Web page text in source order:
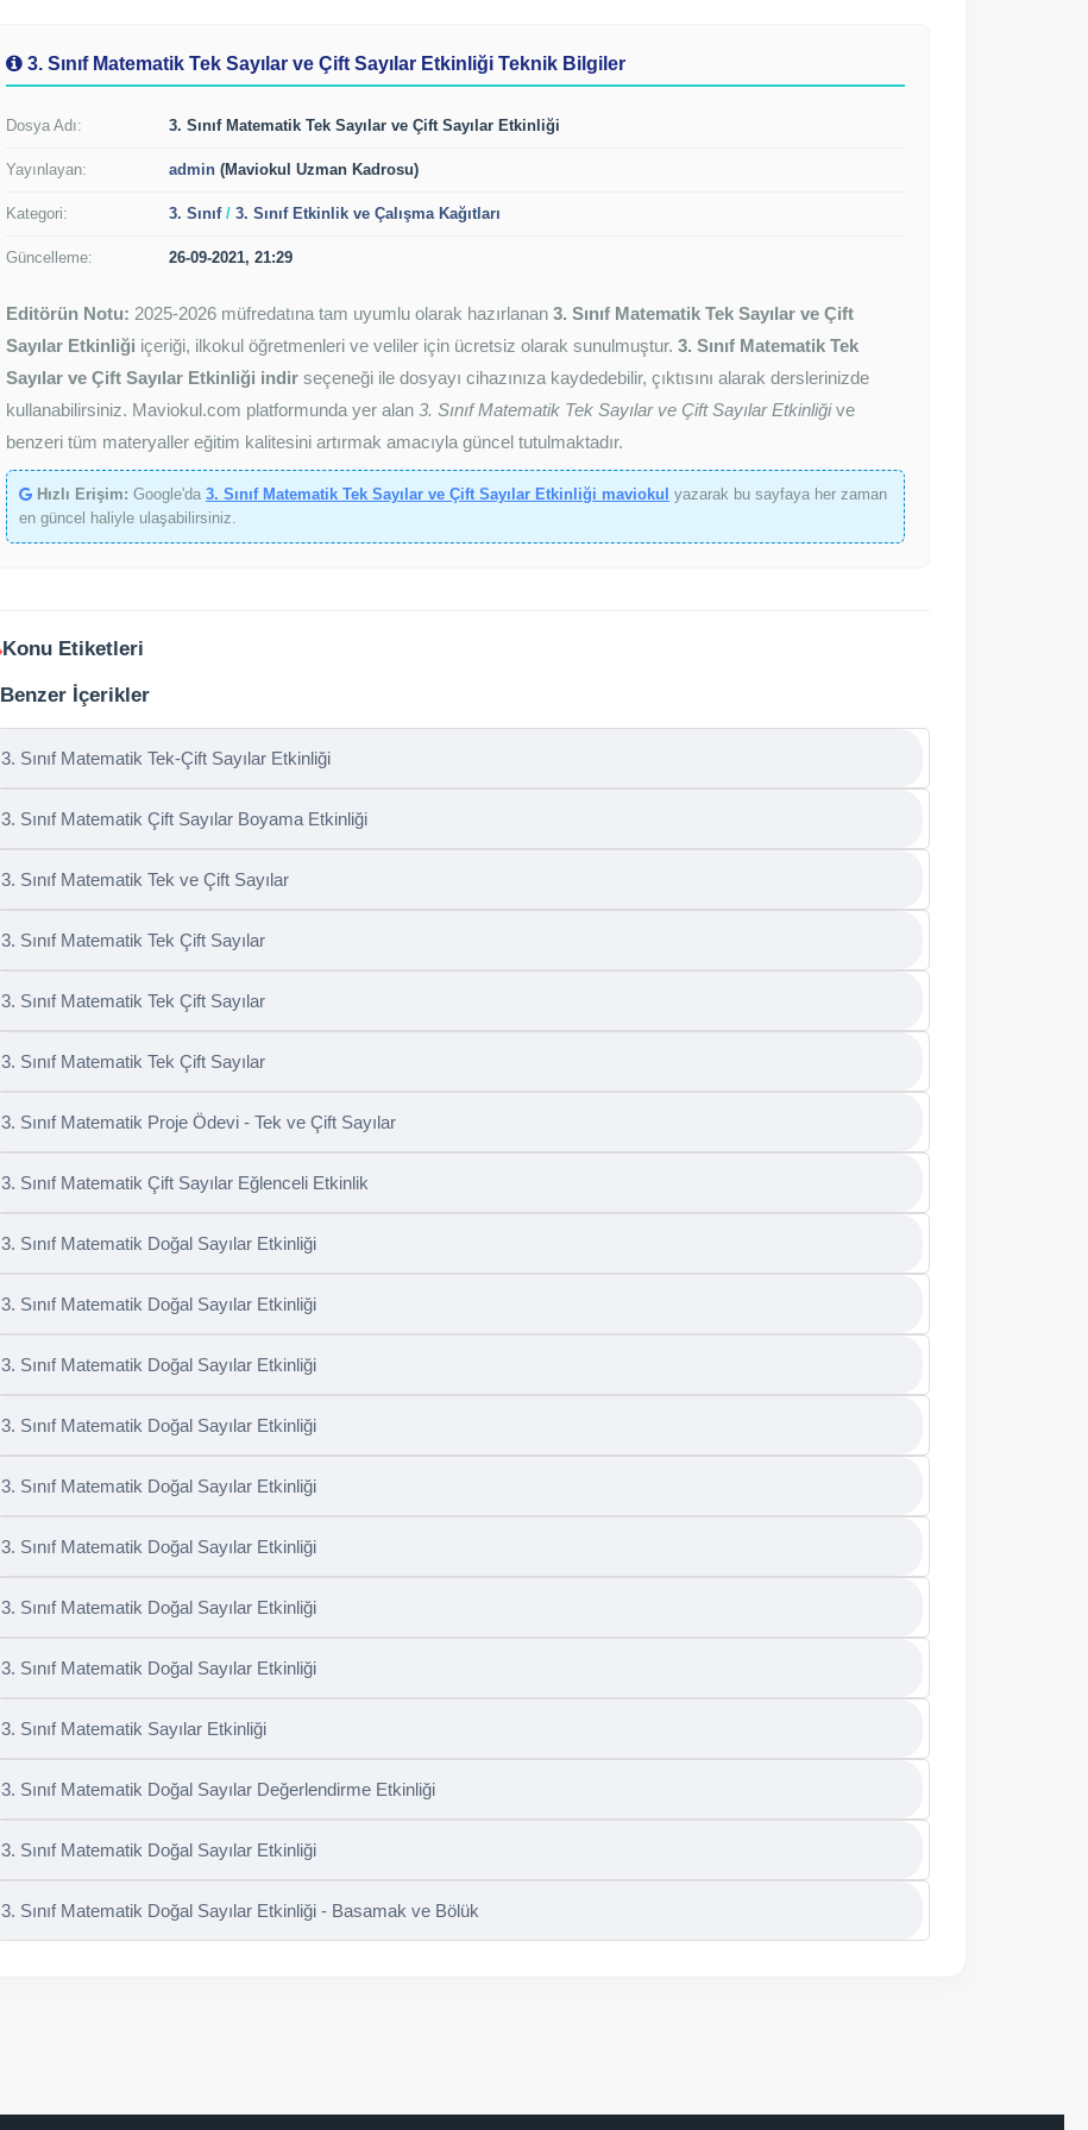
3. Sınıf Matematik Tek Sayılar ve Çift Sayılar Etkinliği Teknik Bilgiler
Dosya Adı: 3. Sınıf Matematik Tek Sayılar ve Çift Sayılar Etkinliği
Yayınlayan: admin (Maviokul Uzman Kadrosu)
Kategori: 3. Sınıf / 3. Sınıf Etkinlik ve Çalışma Kağıtları
Güncelleme: 26-09-2021, 21:29
Editörün Notu: 2025-2026 müfredatına tam uyumlu olarak hazırlanan 3. Sınıf Matematik Tek Sayılar ve Çift
Sayılar Etkinliği içeriği, ilkokul öğretmenleri ve veliler için ücretsiz olarak sunulmuştur. 3. Sınıf Matematik Tek
Sayılar ve Çift Sayılar Etkinliği indir seçeneği ile dosyayı cihazınıza kaydedebilir, çıktısını alarak derslerinizde
kullanabilirsiniz. Maviokul.com platformunda yer alan 3. Sınıf Matematik Tek Sayılar ve Çift Sayılar Etkinliği ve
benzeri tüm materyaller eğitim kalitesini artırmak amacıyla güncel tutulmaktadır.
Hızlı Erişim: Google'da 3. Sınıf Matematik Tek Sayılar ve Çift Sayılar Etkinliği maviokul yazarak bu sayfaya her zaman
en güncel haliyle ulaşabilirsiniz.
Konu Etiketleri
Benzer İçerikler
3. Sınıf Matematik Tek-Çift Sayılar Etkinliği
3. Sınıf Matematik Çift Sayılar Boyama Etkinliği
3. Sınıf Matematik Tek ve Çift Sayılar
3. Sınıf Matematik Tek Çift Sayılar
3. Sınıf Matematik Tek Çift Sayılar
3. Sınıf Matematik Tek Çift Sayılar
3. Sınıf Matematik Proje Ödevi - Tek ve Çift Sayılar
3. Sınıf Matematik Çift Sayılar Eğlenceli Etkinlik
3. Sınıf Matematik Doğal Sayılar Etkinliği
3. Sınıf Matematik Doğal Sayılar Etkinliği
3. Sınıf Matematik Doğal Sayılar Etkinliği
3. Sınıf Matematik Doğal Sayılar Etkinliği
3. Sınıf Matematik Doğal Sayılar Etkinliği
3. Sınıf Matematik Doğal Sayılar Etkinliği
3. Sınıf Matematik Doğal Sayılar Etkinliği
3. Sınıf Matematik Doğal Sayılar Etkinliği
3. Sınıf Matematik Sayılar Etkinliği
3. Sınıf Matematik Doğal Sayılar Değerlendirme Etkinliği
3. Sınıf Matematik Doğal Sayılar Etkinliği
3. Sınıf Matematik Doğal Sayılar Etkinliği - Basamak ve Bölük